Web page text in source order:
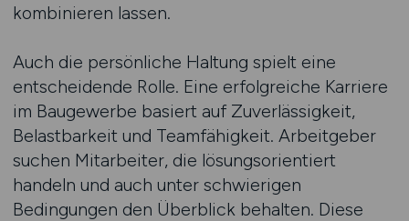
kombinieren lassen.
Auch die persönliche Haltung spielt eine
entscheidende Rolle. Eine erfolgreiche Karriere
im Baugewerbe basiert auf Zuverlässigkeit,
Belastbarkeit und Teamfähigkeit. Arbeitgeber
suchen Mitarbeiter, die lösungsorientiert
handeln und auch unter schwierigen
Bedingungen den Überblick behalten. Diese